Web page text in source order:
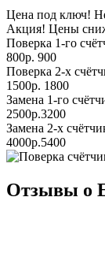
Цена под ключ!
Акция! Цены
Поверка 1-го
800р. 900
Поверка 2-х
1500р. 1800
Замена 1-го
2500р.3200
Замена 2-х
4000р.5400
Отзывы о